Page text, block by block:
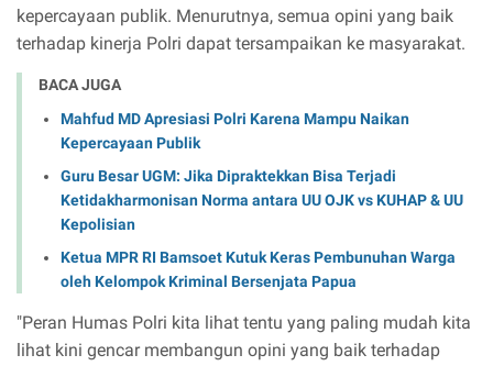
kepercayaan publik. Menurutnya, semua opini yang baik
terhadap kinerja Polri dapat tersampaikan ke masyarakat.
BACA JUGA
Mahfud MD Apresiasi Polri Karena Mampu Naikan
Kepercayaan Publik
Guru Besar UGM: Jika Dipraktekkan Bisa Terjadi
Ketidakharmonisan Norma antara UU OJK vs KUHAP & UU
Kepolisian
Ketua MPR RI Bamsoet Kutuk Keras Pembunuhan Warga
oleh Kelompok Kriminal Bersenjata Papua
"Peran Humas Polri kita lihat tentu yang paling mudah kita
lihat kini gencar membangun opini yang baik terhadap